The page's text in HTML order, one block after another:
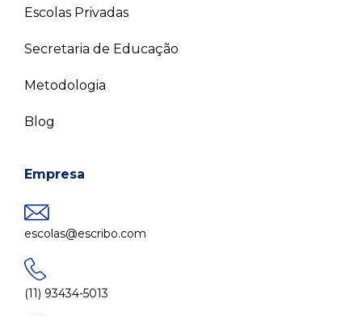
Escolas Privadas
Secretaria de Educação
Metodologia
Blog
Empresa
escolas@escribo.com
(11) 93434-5013